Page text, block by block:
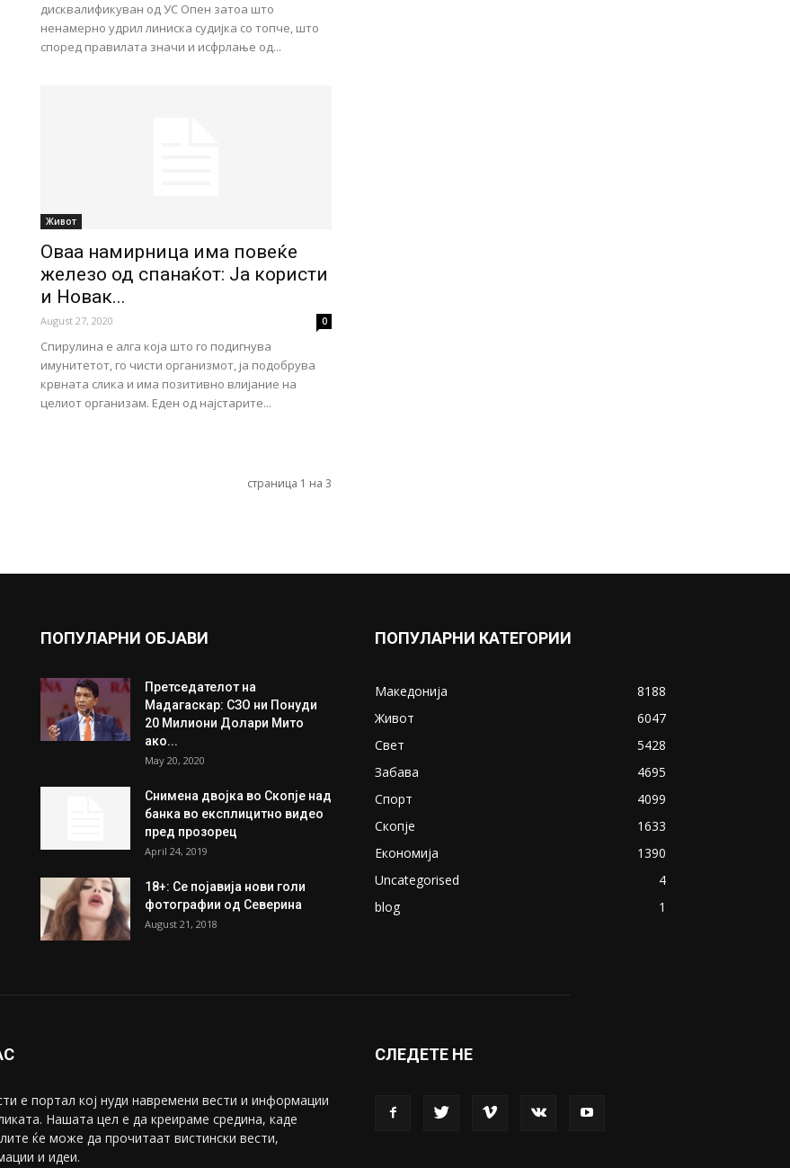
дисквалификуван од УС Опен затоа што
ненамерно удрил линиска судијка со топче, што
според правилата значи и исфрлање од...
Живот
Оваа намирница има повеќе
железо од спанаќот: Ја користи
и Новак...
August 27, 2020 0
Спирулина е алга која што го подигнува
имунитетот, го чисти организмот, ја подобрува
крвната слика и има позитивно влијание на
целиот организам. Еден од најстарите...
страница 1 на 3
ПОПУЛАРНИ ОБЈАВИ
Претседателот на
Мадагаскар: СЗО ни Понуди
20 Милиони Долари Мито
ако...
May 20, 2020
Снимена двојка во Скопје над
банка во експлицитно видео
пред прозорец
April 24, 2019
18+: Се појавија нови голи
фотографии од Северина
August 21, 2018
ПОПУЛАРНИ КАТЕГОРИИ
Македонија
8188
Живот
6047
Свет
5428
Забава
4695
Спорт
4099
Скопје
1633
Економија
1390
Uncategorised
4
blog
1
е портал коj нуди навремени вести и информации
Нашата цел е да креираме средина, каде
ќе може да прочитаат вистински вести,
и идеи.
СЛЕДЕТЕ НЕ